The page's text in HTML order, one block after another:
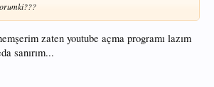
zaten youtube açma programı lazım
sanırım...